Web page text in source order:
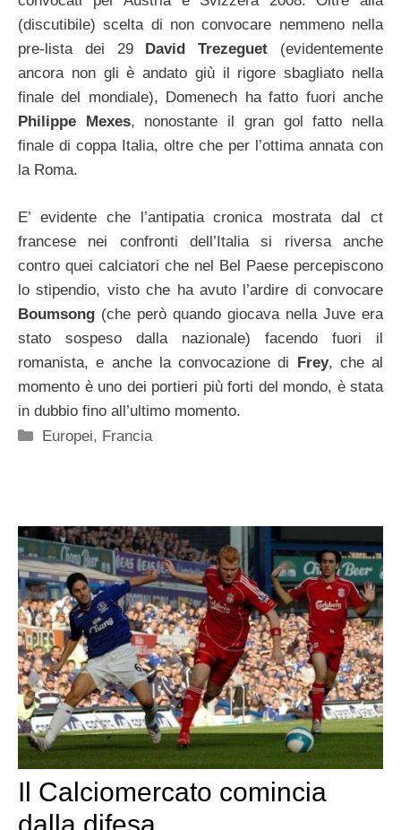
(discutibile) scelta di non convocare nemmeno nella
pre-lista dei 29
David Trezeguet (evidentemente
ancora non gli è andato giù il rigore sbagliato nella
finale del mondiale), Domenech ha fatto fuori anche
Philippe Mexes, nonostante il gran gol fatto nella
finale di coppa Italia, oltre che per l’ottima annata con
la Roma.
E’ evidente che l’antipatia cronica mostrata dal ct
francese nei confronti dell’Italia si riversa anche
contro quei calciatori che nel Bel Paese percepiscono
lo stipendio, visto che ha avuto l’ardire di convocare
Boumsong (che però quando giocava nella Juve era
stato sospeso dalla nazionale) facendo fuori il
romanista, e anche la convocazione di Frey, che al
momento è uno dei portieri più forti del mondo, è stata
in dubbio fino all’ultimo momento.
Categorie
Europei, Francia
Il Calciomercato comincia
dalla difesa